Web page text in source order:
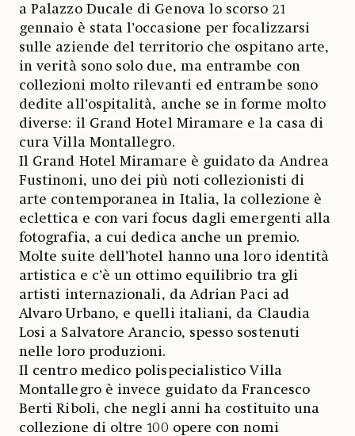
a Palazzo Ducale di Genova lo scorso 21
gennaio è stata l’occasione per focalizzarsi
sulle aziende del territorio che ospitano arte,
in verità sono solo due, ma entrambe con
collezioni molto rilevanti ed entrambe sono
dedite all’ospitalità, anche se in forme molto
diverse: il Grand Hotel Miramare e la casa di
cura Villa Montallegro.
Il Grand Hotel Miramare è guidato da Andrea
Fustinoni, uno dei più noti collezionisti di
arte contemporanea in Italia, la collezione è
eclettica e con vari focus dagli emergenti alla
fotografia, a cui dedica anche un premio.
Molte suite dell’hotel hanno una loro identità
artistica e c’è un ottimo equilibrio tra gli
artisti internazionali, da Adrian Paci ad
Alvaro Urbano, e quelli italiani, da Claudia
Losi a Salvatore Arancio, spesso sostenuti
nelle loro produzioni.
Il centro medico polispecialistico Villa
Montallegro è invece guidato da Francesco
Berti Riboli, che negli anni ha costituito una
collezione di oltre 100 opere con nomi